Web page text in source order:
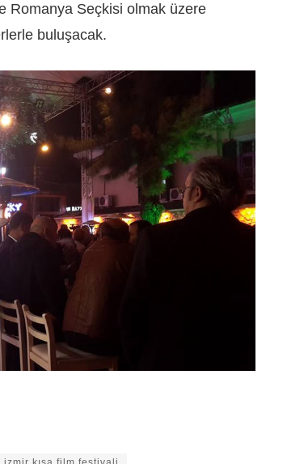
Romanya Seçkisi olmak üzere
buluşacak.